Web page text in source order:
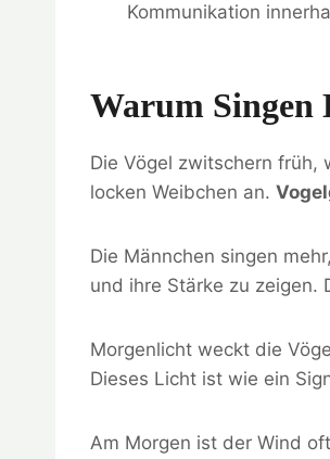
Kommunikation
Warum Singen
Die Vögel zwitschern früh,
locken Weibchen an.
Die Männchen singen
und ihre Stärke zu zeigen.
Morgenlicht weckt die
Dieses Licht ist wie ein
Am Morgen ist der Wind